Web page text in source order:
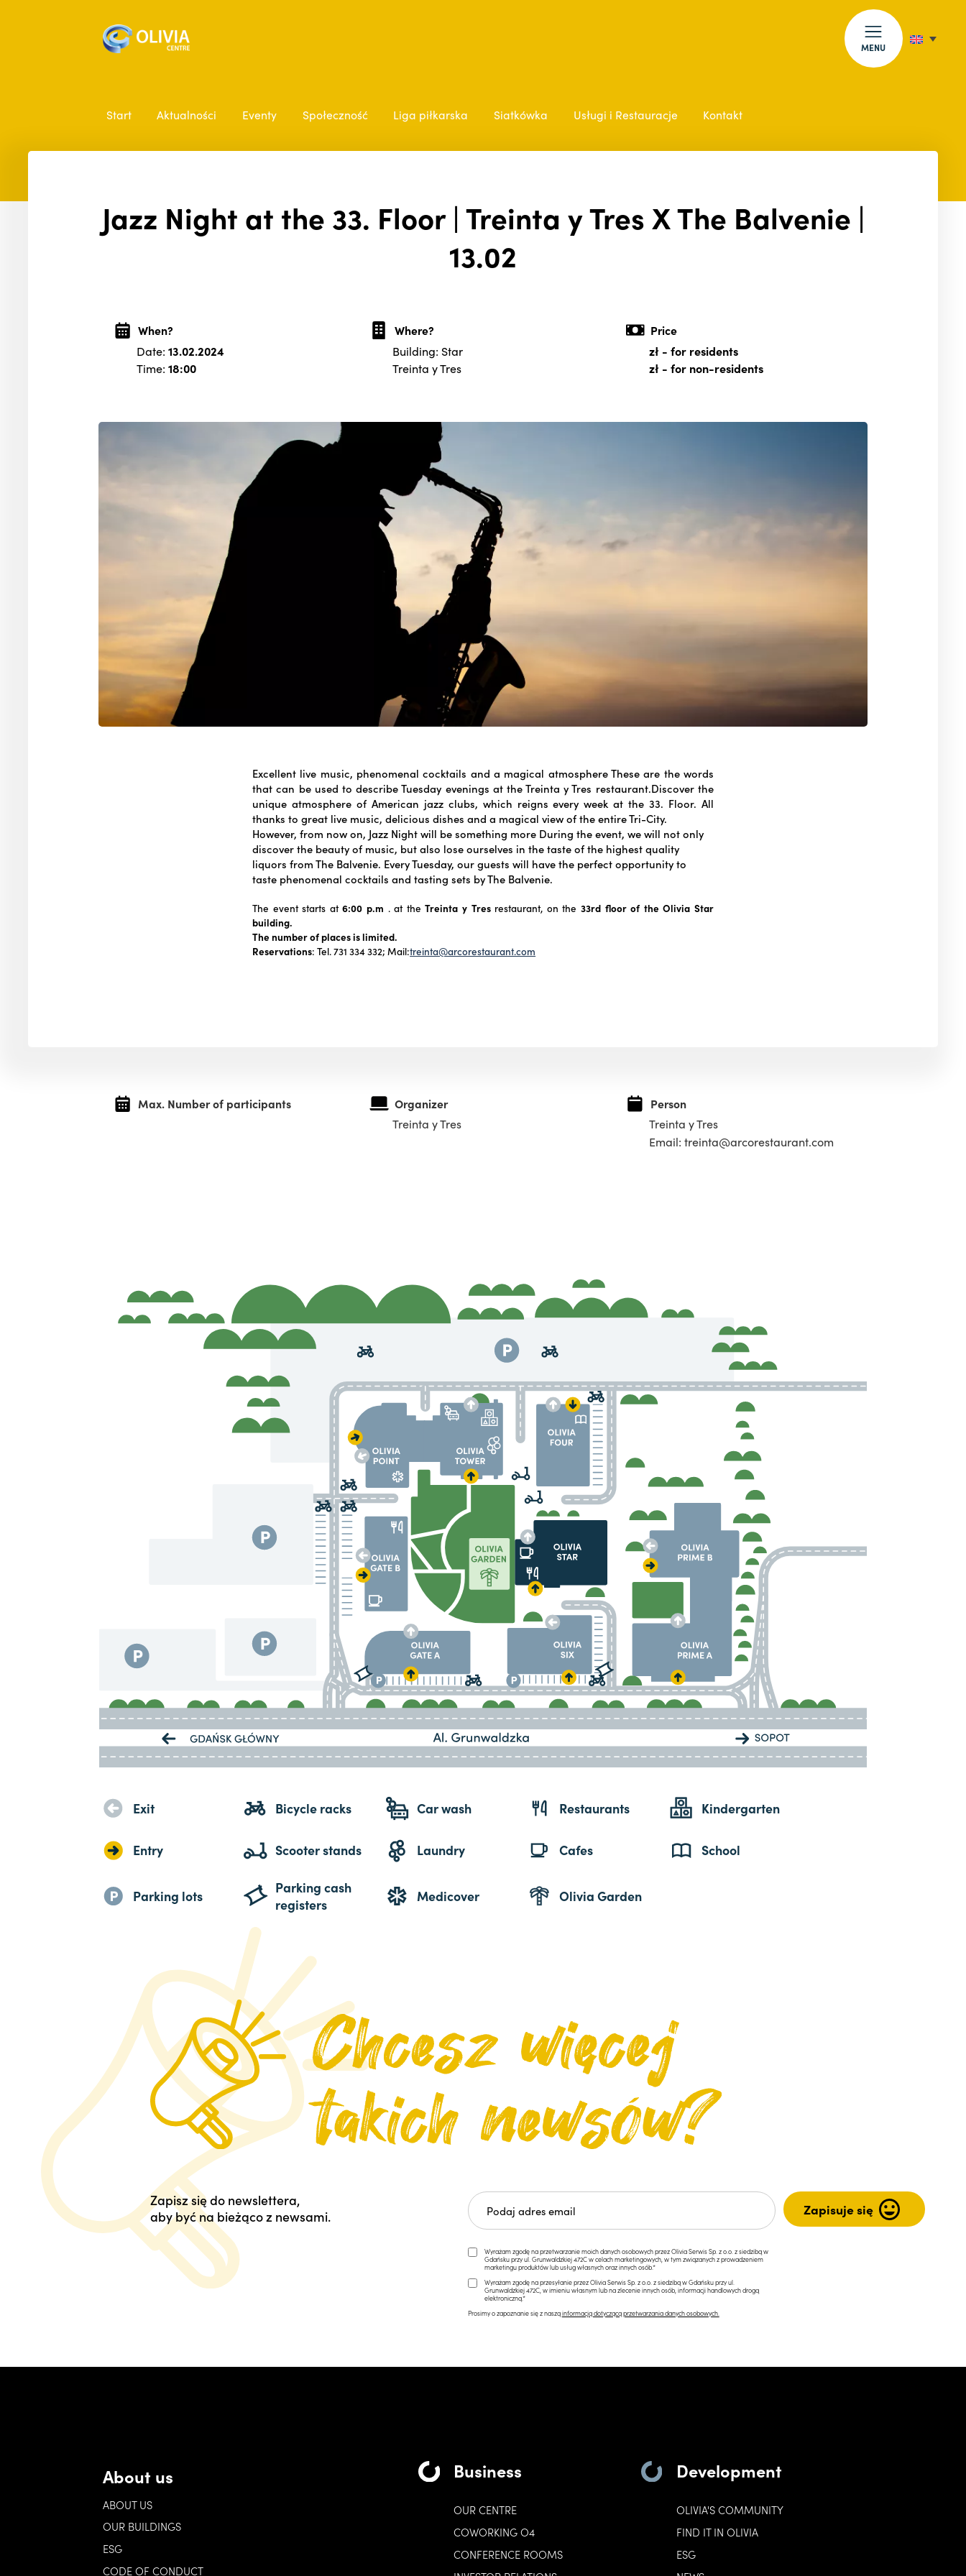
MENU
Start Aktualności Eventy Społeczność Liga piłkarska Siatkówka Usługi i Restauracje Kontakt
Jazz Night at the 33. Floor | Treinta y Tres X The Balvenie |
13.02
When?
Date: 13.02.2024
Time: 18:00
Where?
Building: Star
Treinta y Tres
Price
zł- for residents
zł- for non-residents
Excellent live music, phenomenal cocktails and a magical atmosphere These are the words
that can be used to describe Tuesday evenings at the Treinta y Tres restaurant.Discover the
unique atmosphere of American jazz clubs, which reigns every week at the 33. Floor. All
thanks to great live music, delicious dishes and a magical view of the entire Tri-City.
However, from now on, Jazz Night will be something more During the event, we will not only
discover the beauty of music, but also lose ourselves in the taste of the highest quality
liquors from The Balvenie. Every Tuesday, our guests will have the perfect opportunity to
taste phenomenal cocktails and tasting sets by The Balvenie.
The event starts at6:00 p.m . at theTreinta y Tresrestaurant, on the 33rd floor of the Olivia Star
building.
The number of places is limited.
Reservations:Tel. 731 334 332; Mail:treinta@arcorestaurant.com
Max. Number of participants
Organizer
Treinta y Tres
Person
Treinta y Tres
Email: treinta@arcorestaurant.com
Exit Bicycle racks Car wash Restaurants Kindergarten
Entry Scooter stands Laundry Cafes School
Parking lots
Parking cash
registers
Medicover Olivia Garden
Zapisz się do newslettera,
aby być na bieżąco z newsami.
Wyrażam zgodę na przetwarzanie moich danych osobowych przez Olivia Serwis Sp. z o.o. z siedzibą w
Gdańsku przy ul. Grunwaldzkiej 472C w celach marketingowych, w tym związanych z prowadzeniem
marketingu produktów lub usług własnych oraz innych osób.*
Wyrażam zgodę na przesyłanie przez Olivia Serwis Sp. z o.o. z siedzibą w Gdańsku przy ul.
Grunwaldzkiej 472C, w imieniu własnym lub na zlecenie innych osób, informacji handlowych drogą
elektroniczną.*
Prosimy o zapoznanie się z nasząinformacją dotyczącą przetwarzania danych osobowych.
About us
ABOUT US
OUR BUILDINGS
ESG
CODE OF CONDUCT
Business
OUR CENTRE
COWORKING O4
CONFERENCE ROOMS
Development
OLIVIA'S COMMUNITY
FIND IT IN OLIVIA
ESG